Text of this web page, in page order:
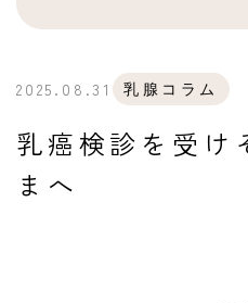
2025.08.31 乳腺コラム
乳癌検診を受け
まへ